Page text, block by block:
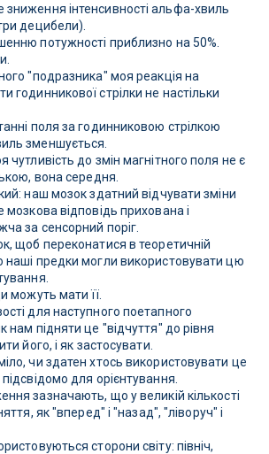
інтенсивності альфа-хвиль
децибели).
потужності приблизно на 50%.
"подразника" моя реакція на
годинникової стрілки не настільки
поля за годинниковою стрілкою
зменшується.
чутливість до змін магнітного поля не є
вона середня.
наш мозок здатний відчувати зміни
мозкова відповідь прихована і
за сенсорний поріг.
щоб переконатися в теоретичній
наші предки могли використовувати цю
можуть мати її.
для наступного поетапного
нам підняти це "відчуття" до рівня
його, і як застосувати.
чи здатен хтось використовувати це
для орієнтування.
зазначають, що у великій кількості
як "вперед" і "назад", "ліворуч" і
сторони світу: північ,